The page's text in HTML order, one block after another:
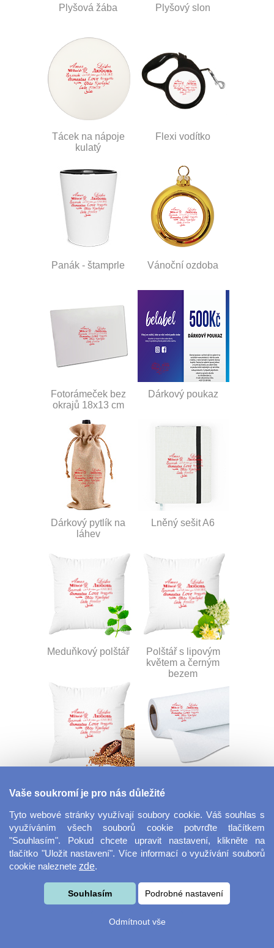
Plyšová žába Plyšový slon
Tácek na nápoje
kulatý
Flexi vodítko
Panák - štamprle Vánoční ozdoba
Fotorámeček bez
okrajů 18x13 cm
Dárkový poukaz
Dárkový pytlík na
láhev
Lněný sešit A6
Meduňkový polštář
Polštář s lipovým
květem a černým
bezem
polštář
Vaše soukromí je pro nás důležité
Tyto webové stránky využívají soubory cookie. Váš souhlas s
využíváním všech souborů cookie potvrďte tlačítkem
"Souhlasím". Pokud chcete upravit nastavení, klikněte na
tlačítko "Uložit nastavení". Více informací o využívání souborů
cookie naleznete zde.
Souhlasím Podrobné nastavení
Odmítnout vše